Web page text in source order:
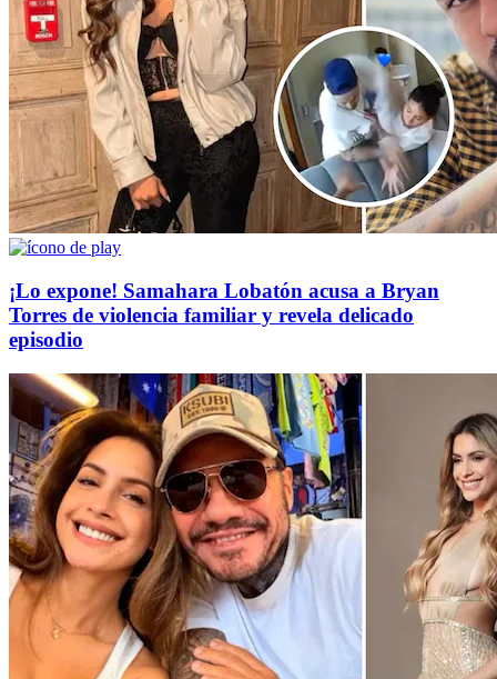
¡Lo expone! Samahara Lobatón acusa a Bryan
Torres de violencia familiar y revela delicado
episodio